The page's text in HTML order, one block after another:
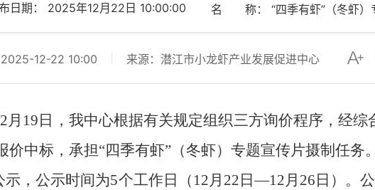
日期： 2025年12月22日 10:00:00
名 称： “四季有虾”（冬虾）
12-22 10:00 来源：潜江市小龙虾产业发展促进中心
月19日，我中心根据有关规定组织三方询价程序，经
价中标，承担“四季有虾”（冬虾）专题宣传片摄制任务。
示，公示时间为5个工作日（12月22日—12月26日）。